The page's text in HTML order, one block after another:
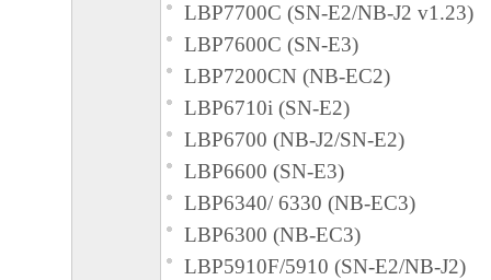
(2) お客様は、上記(1)に基づいて「本ソフ
するためのバックアップとして、「本ソフ
部、複製することができます。
(3) 上記(1)および(2)に定める場合を除き、
ヤノンのライセンサーのいかなる知的財産
と黙示たるとを問わず、本契約書によって
るいは許諾されるものではありません。
LBP7700C (SN-E2/NB-J2 v1.23)
LBP7600C (SN-E3)
LBP7200CN (NB-EC2)
LBP6710i (SN-E2)
LBP6700 (NB-J2/SN-E2)
LBP6600 (SN-E3)
LBP6340/ 6330 (NB-EC3)
LBP6300 (NB-EC3)
LBP5910F/5910 (SN-E2/NB-J2)